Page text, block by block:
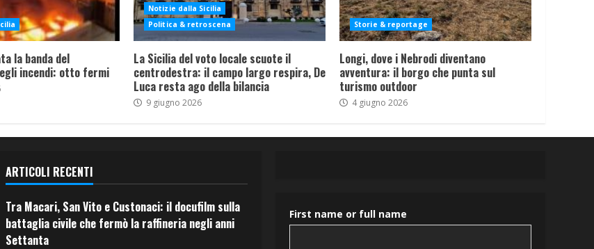
la banda del
incendi: otto fermi
Notizie dalla Sicilia
Politica & retroscena
La Sicilia del voto locale scuote il
centrodestra: il campo largo respira, De
Luca resta ago della bilancia
9 giugno 2026
Storie & reportage
Longi, dove i Nebrodi diventano
avventura: il borgo che punta sul
turismo outdoor
4 giugno 2026
ARTICOLI RECENTI
Tra Macari, San Vito e Custonaci: il docufilm sulla
battaglia civile che fermò la raffineria negli anni
Settanta
First name or full name